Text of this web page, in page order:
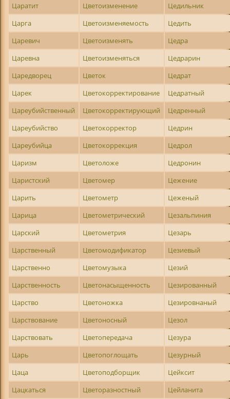
Царатит
Цветоизменение
Цедильник
Царга
Цветоизменяемость
Цедить
Царевич
Цветоизменять
Цедра
Царевна
Цветоизменяться
Цедрарин
Царедворец
Цветок
Цедрат
Царек
Цветокорректирование
Цедратный
Цареубийственный
Цветокорректирующий
Цедренный
Цареубийство
Цветокорректор
Цедрин
Цареубийца
Цветокоррекция
Цедрол
Царизм
Цветоложе
Цедронин
Царистский
Цветомер
Цежение
Царить
Цветометр
Цеженый
Царица
Цветометрический
Цезальпиния
Царский
Цветометрия
Цезарь
Царственный
Цветомодификатор
Цезиевый
Царственно
Цветомузыка
Цезий
Царственность
Цветонасыщенность
Цезированный
Царство
Цветоножка
Цезировнаный
Царствование
Цветоносный
Цезол
Царствовать
Цветопередача
Цезура
Царь
Цветопоглощать
Цезурный
Цаца
Цветоподборщик
Цейксит
Цацкаться
Цветоразностный
Цейланита